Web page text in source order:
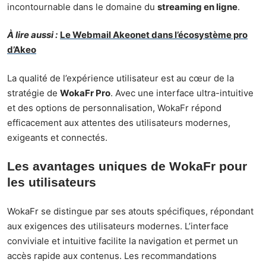
incontournable dans le domaine du streaming en ligne.
À lire aussi : Le Webmail Akeonet dans l’écosystème pro
d’Akeo
La qualité de l’expérience utilisateur est au cœur de la
stratégie de WokaFr Pro. Avec une interface ultra-intuitive
et des options de personnalisation, WokaFr répond
efficacement aux attentes des utilisateurs modernes,
exigeants et connectés.
Les avantages uniques de WokaFr pour
les utilisateurs
WokaFr se distingue par ses atouts spécifiques, répondant
aux exigences des utilisateurs modernes. L’interface
conviviale et intuitive facilite la navigation et permet un
accès rapide aux contenus. Les recommandations